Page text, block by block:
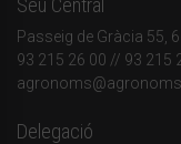
Seu Central
Passeig de Gràcia 55,
93 215 26 00 // 93 215
Delegació